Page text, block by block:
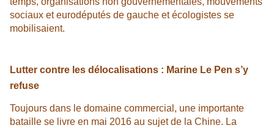
sociaux et eurodéputés de gauche et écologistes se
mobilisaient.
Lutter contre les délocalisations : Marine Le Pen s’y
refuse
Toujours dans le domaine commercial, une importante
bataille se livre en mai 2016 au sujet de la Chine. La